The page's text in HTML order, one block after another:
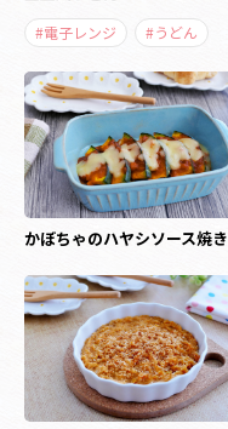
#電子レンジ #うどん
かぼちゃのハヤシソース焼き